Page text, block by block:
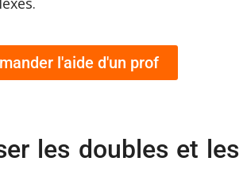
l'aide d'un prof
les doubles et les